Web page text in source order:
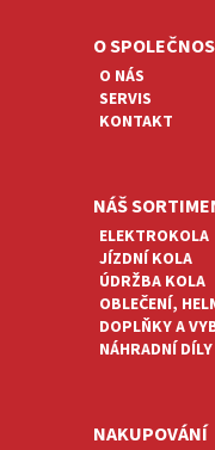
O
O NÁS
SERVIS
KONTAKT
NÁŠ
ELEKTROKOLA
JÍZDNÍ KOLA
ÚDRŽBA KOLA
OBLEČENÍ,
DOPLŇKY A
NÁHRADNÍ DÍLY
NAKUPOVÁNÍ